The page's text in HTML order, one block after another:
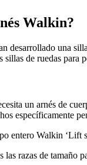
Walkin?
desarrollado una
sillas de ruedas para
un arnés de
específicamente
entero Walkin ‘Lift
las razas de tamaño